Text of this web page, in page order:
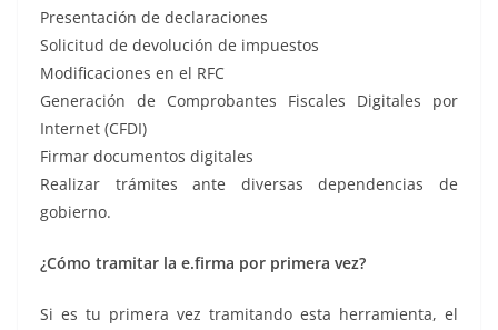
Presentación de declaraciones
Solicitud de devolución de impuestos
Modificaciones en el RFC
Generación de Comprobantes Fiscales Digitales por
Internet (CFDI)
Firmar documentos digitales
Realizar trámites ante diversas dependencias de
gobierno.
¿Cómo tramitar la e.firma por primera vez?
Si es tu primera vez tramitando esta herramienta, el